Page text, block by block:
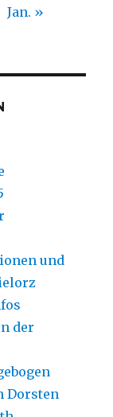
Jan. »
und
der
Dorsten